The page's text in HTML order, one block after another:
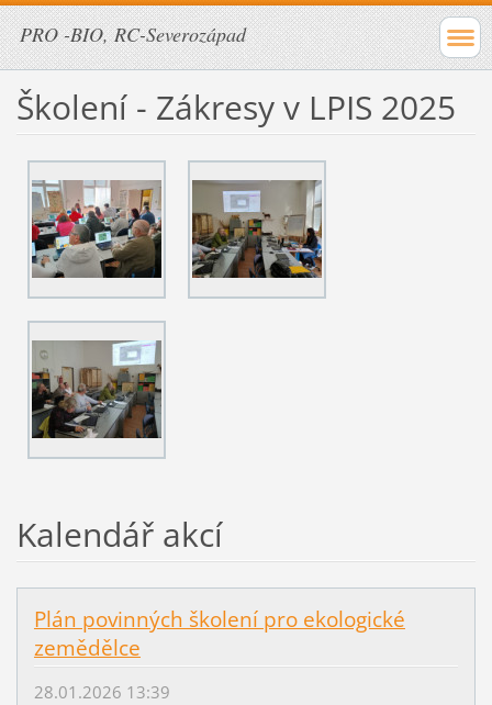
PRO -BIO, RC-Severozápad
Školení - Zákresy v LPIS 2025
Kalendář akcí
Plán povinných školení pro ekologické
zemědělce
28.01.2026 13:39